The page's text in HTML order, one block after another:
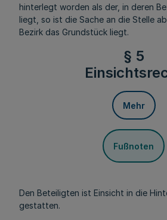
hinterlegt worden als der, in deren
liegt, so ist die Sache an die Stelle
Bezirk das Grundstück liegt.
§ 5
Mehr
Fußnoten
Den Beteiligten ist Einsicht in die
gestatten.